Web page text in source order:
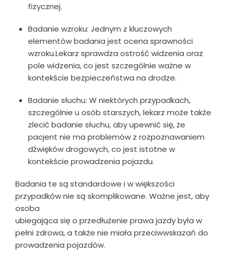
fizycznej.
Badanie wzroku: Jednym z kluczowych
elementów badania jest ocena sprawności
wzroku.Lekarz sprawdza ostrość widzenia oraz
pole widzenia, co jest szczególnie ważne w
kontekście bezpieczeństwa na drodze.
Badanie słuchu: W niektórych przypadkach,
szczególnie u osób starszych, lekarz może także
zlecić badanie słuchu, aby upewnić się, że
pacjent nie ma problemów z rozpoznawaniem
dźwięków drogowych, co jest istotne w
kontekście prowadzenia pojazdu.
Badania te są standardowe i w większości
przypadków nie są skomplikowane. Ważne jest, aby
osoba
ubiegająca się o przedłużenie prawa jazdy była w
pełni zdrowa, a także nie miała przeciwwskazań do
prowadzenia pojazdów.